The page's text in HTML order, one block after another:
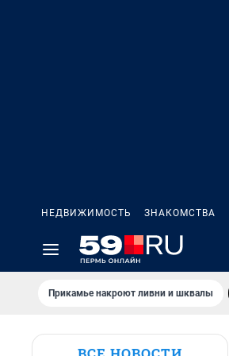
НЕДВИЖИМОСТЬ ЗНАКОМСТВА
Прикамье накроют ливни и шквалы